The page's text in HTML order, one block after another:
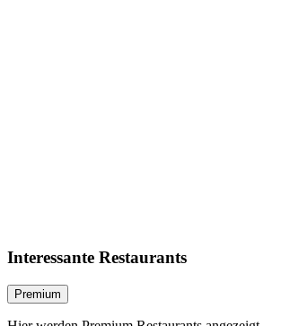
Interessante Restaurants
Premium